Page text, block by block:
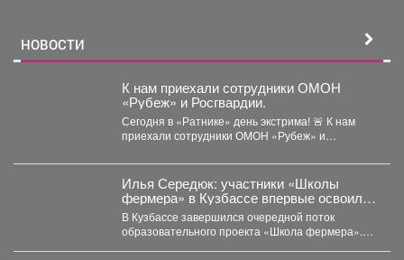
НОВОСТИ
К нам приехали сотрудники ОМОН
«Рубеж» и Росгвардии.
Сегодня в «Ратнике» день экстрима! 🚨 К нам
приехали сотрудники ОМОН «Рубеж» и
Илья Середюк: участники «Школы
фермера» в Кузбассе впервые освоили
работу с агродронами
В Кузбассе завершился очередной поток
образовательного проекта «Школа фермера».